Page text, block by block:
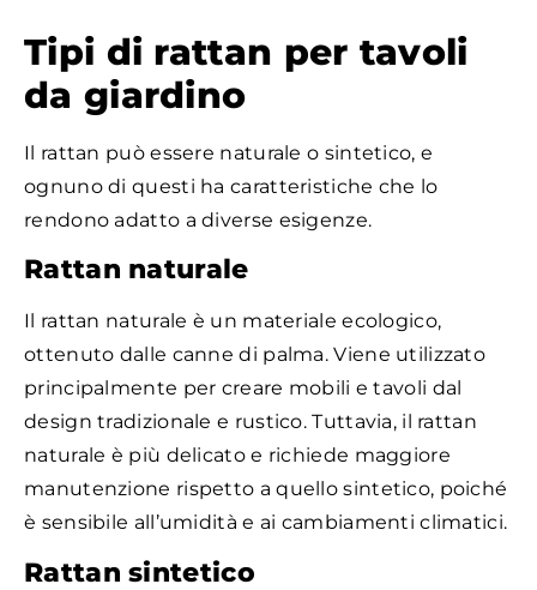
Tipi di rattan per tavoli
da giardino
Il rattan può essere naturale o sintetico, e
ognuno di questi ha caratteristiche che lo
rendono adatto a diverse esigenze.
Rattan naturale
Il rattan naturale è un materiale ecologico,
ottenuto dalle canne di palma. Viene utilizzato
principalmente per creare mobili e tavoli dal
design tradizionale e rustico. Tuttavia, il rattan
naturale è più delicato e richiede maggiore
manutenzione rispetto a quello sintetico, poiché
è sensibile all’umidità e ai cambiamenti climatici.
Rattan sintetico